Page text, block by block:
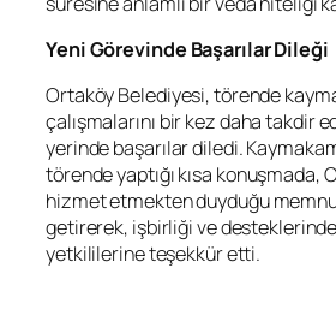
Yeni Görevinde Başarılar Dileği
Ortaköy Belediyesi, törende
çalışmalarını bir kez daha takdir
yerinde başarılar diledi.
törende yaptığı kısa konuşmada,
hizmet etmekten duyduğu
getirerek, işbirliği ve
yetkililerine teşekkür etti.